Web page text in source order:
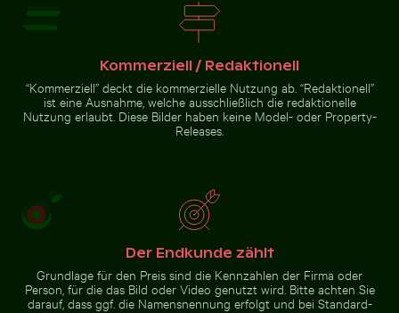
blühenden Oleander bei den
Stadtmauern von Heraklion
Zur Stock-Kollektion
Kommerziell / Redaktionell
“Kommerziell” deckt die kommerzielle Nutzung ab. “Redaktionell”
ist eine Ausnahme, welche ausschließlich die redaktionelle
Nutzung erlaubt. Diese Bilder haben keine Model- oder Property-
Releases.
Der Endkunde zählt
Grundlage für den Preis sind die Kennzahlen der Firma oder
Person, für die das Bild oder Video genutzt wird. Bitte achten Sie
darauf, dass ggf. die Namensnennung erfolgt und bei Standard-